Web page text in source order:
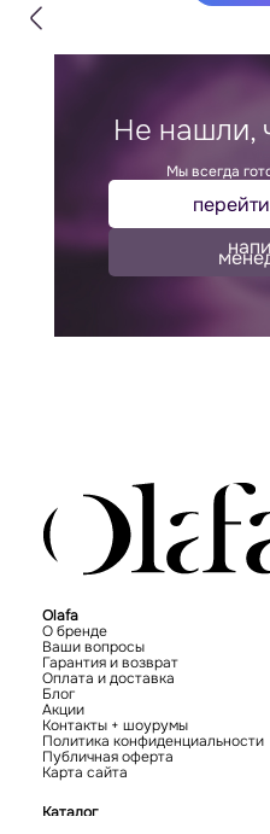
Не нашли,
Мы всегда
Olafa
О бренде
Ваши вопросы
Гарантия и возврат
Оплата и доставка
Блог
Акции
Контакты + шоурумы
Политика конфиденциальности
Публичная оферта
Карта сайта
Каталог